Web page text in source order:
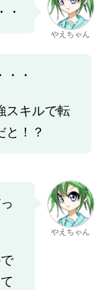
・
やえちゃん
・
スキルで転
と！？
やえちゃん